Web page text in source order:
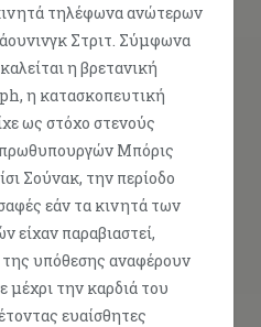
τηλέφωνα ανώτερων
Στριτ. Σύμφωνα
η βρετανική
η κατασκοπευτική
ως στόχο στενούς
Μπόρις
Σούνακ, την περίοδο
εάν τα κινητά των
είχαν παραβιαστεί,
υπόθεσης αναφέρουν
μέχρι την καρδιά του
ευαίσθητες